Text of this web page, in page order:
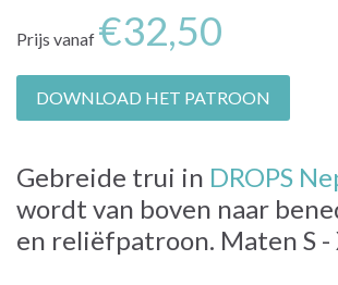
Prijs vanaf €32,50
DOWNLOAD HET PATROON
Gebreide trui in DROPS
wordt van boven naar
en reliëfpatroon. Maten S -